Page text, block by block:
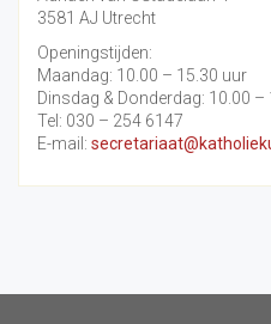
3581 AJ Utrecht
Openingstijden:
Maandag: 10.00 – 15.30 uur
Dinsdag & Donderdag: 10.00 –
Tel: 030 – 254 6147
E-mail: